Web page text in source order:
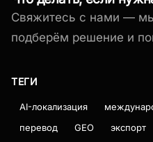
Свяжитесь с нами —
подберём решение и
ТЕГИ
AI-локализация
перевод
GEO экспорт